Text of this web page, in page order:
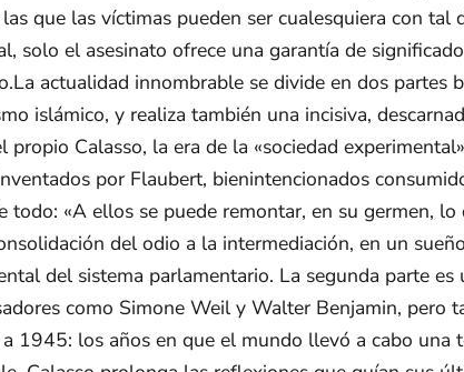
que las víctimas pueden ser cualesquiera con
solo el asesinato ofrece una garantía de
actualidad innombrable se divide en dos partes
islámico, y realiza también una incisiva,
propio Calasso, la era de la «sociedad
por Flaubert, bienintencionados
todo: «A ellos se puede remontar, en su germen,
del odio a la intermediación, en un
del sistema parlamentario. La segunda parte
como Simone Weil y Walter Benjamin, pero
1945: los años en que el mundo llevó a cabo una